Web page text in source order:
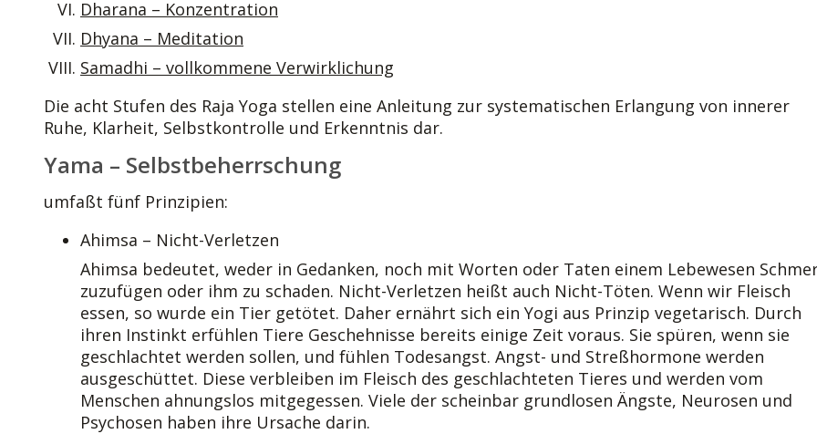
Dharana – Konzentration
Dhyana – Meditation
Samadhi – vollkommene Verwirklichung
Die acht Stufen des Raja Yoga stellen eine Anleitung zur systematischen Erlangung von innerer
Ruhe, Klarheit, Selbstkontrolle und Erkenntnis dar.
Yama – Selbstbeherrschung
umfaßt fünf Prinzipien:
Ahimsa – Nicht-Verletzen
Ahimsa bedeutet, weder in Gedanken, noch mit Worten oder Taten einem Lebewesen
zuzufügen oder ihm zu schaden. Nicht-Verletzen heißt auch Nicht-Töten. Wenn wir Fleisch
essen, so wurde ein Tier getötet. Daher ernährt sich ein Yogi aus Prinzip vegetarisch. Durch
ihren Instinkt erfühlen Tiere Geschehnisse bereits einige Zeit voraus. Sie spüren, wenn sie
geschlachtet werden sollen, und fühlen Todesangst. Angst- und Streßhormone werden
ausgeschüttet. Diese verbleiben im Fleisch des geschlachteten Tieres und werden vom
Menschen ahnungslos mitgegessen. Viele der scheinbar grundlosen Ängste, Neurosen und
Psychosen haben ihre Ursache darin.